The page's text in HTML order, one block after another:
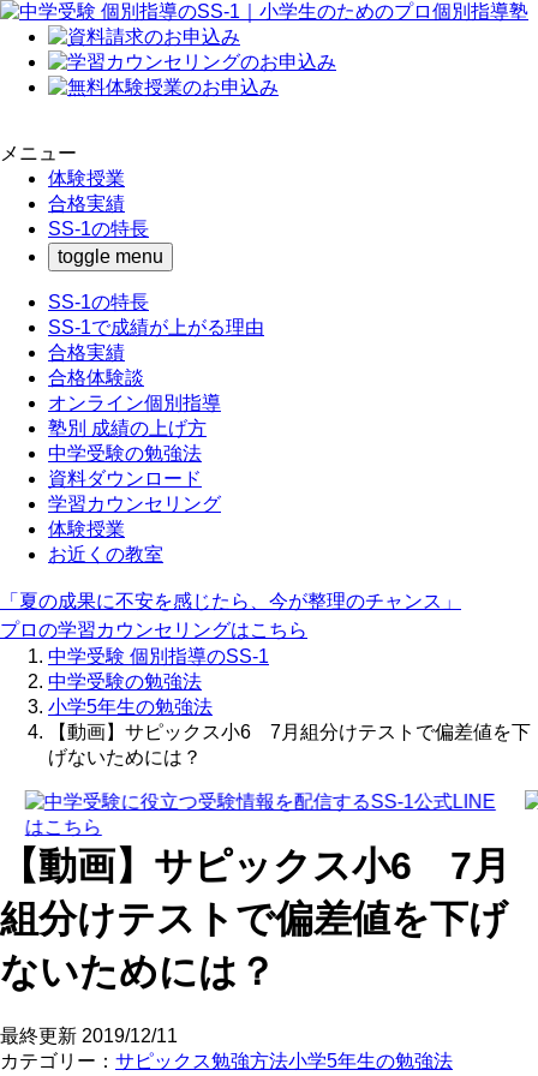
メニュー
体験授業
合格実績
SS-1の特長
toggle menu
SS-1の特長
SS-1で成績が上がる理由
合格実績
合格体験談
オンライン個別指導
塾別 成績の上げ方
中学受験の勉強法
資料ダウンロード
学習カウンセリング
体験授業
お近くの教室
「夏の成果に不安を感じたら、今が整理のチャンス」
プロの学習カウンセリングはこちら
中学受験 個別指導のSS-1
中学受験の勉強法
小学5年生の勉強法
【動画】サピックス小6 7月組分けテストで偏差値を下
げないためには？
【動画】サピックス小6 7月
組分けテストで偏差値を下げ
ないためには？
最終更新 2019/12/11
カテゴリー： サピックス勉強方法小学5年生の勉強法